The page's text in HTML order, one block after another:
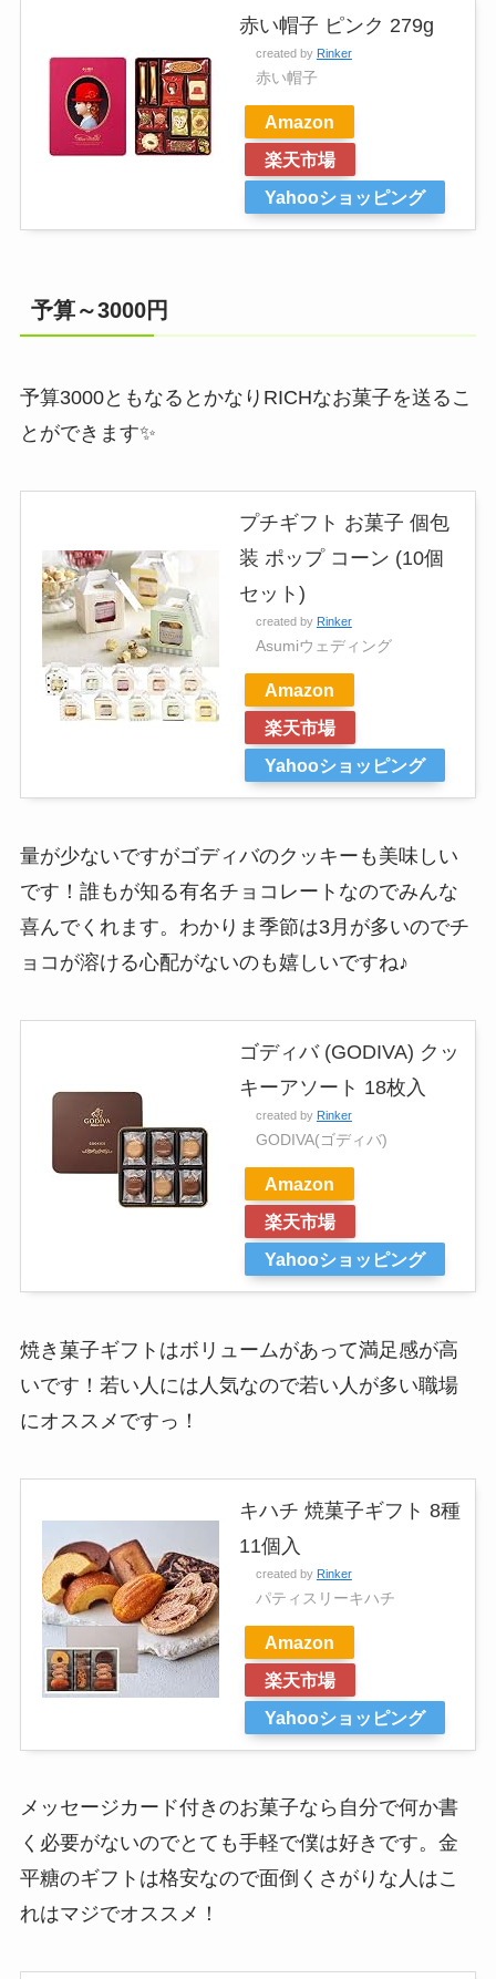
赤い帽子 ピンク 279g
created by Rinker
赤い帽子
Amazon
楽天市場
Yahooショッピング
予算～3000円
予算3000ともなるとかなりRICHなお菓子を送るこ
とができます✨
プチギフト お菓子 個包
装 ポップ コーン (10個
セット)
created by Rinker
Asumiウェディング
Amazon
楽天市場
Yahooショッピング
量が少ないですがゴディバのクッキーも美味しい
です！誰もが知る有名チョコレートなのでみんな
喜んでくれます。わかりま季節は3月が多いのでチ
ョコが溶ける心配がないのも嬉しいですね♪
ゴディバ (GODIVA) クッ
キーアソート 18枚入
created by Rinker
GODIVA(ゴディバ)
Amazon
楽天市場
Yahooショッピング
焼き菓子ギフトはボリュームがあって満足感が高
いです！若い人には人気なので若い人が多い職場
にオススメですっ！
キハチ 焼菓子ギフト 8種
11個入
created by Rinker
パティスリーキハチ
Amazon
楽天市場
Yahooショッピング
メッセージカード付きのお菓子なら自分で何か書
く必要がないのでとても手軽で僕は好きです。金
平糖のギフトは格安なので面倒くさがりな人はこ
れはマジでオススメ！